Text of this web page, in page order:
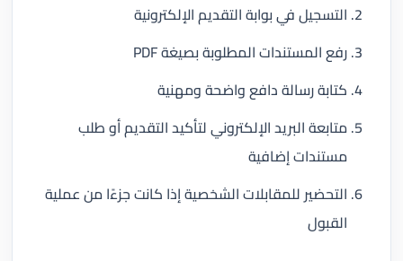
التسجيل في بوابة التقديم الإلكترونية
رفع المستندات المطلوبة بصيغة PDF
كتابة رسالة دافع واضحة ومهنية
متابعة البريد الإلكتروني لتأكيد التقديم أو طلب
مستندات إضافية
التحضير للمقابلات الشخصية إذا كانت جزءًا من عملية
القبول